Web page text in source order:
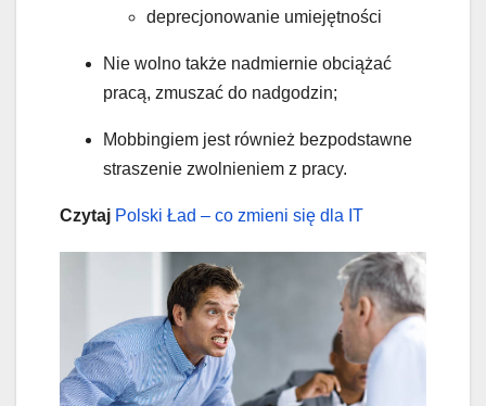
deprecjonowanie umiejętności
Nie wolno także nadmiernie obciążać
pracą, zmuszać do nadgodzin;
Mobbingiem jest również bezpodstawne
straszenie zwolnieniem z pracy.
Czytaj Polski Ład – co zmieni się dla IT